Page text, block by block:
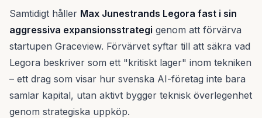
Samtidigt håller Max Junestrands Legora fast i sin
aggressiva expansionsstrategi genom att förvärva
startupen Graceview. Förvärvet syftar till att säkra vad
Legora beskriver som ett "kritiskt lager" inom tekniken
– ett drag som visar hur svenska AI-företag inte bara
samlar kapital, utan aktivt bygger teknisk överlegenhet
genom strategiska uppköp.